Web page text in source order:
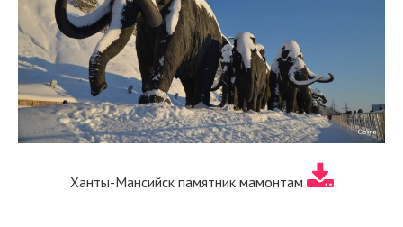
Ханты-Мансийск памятник мамонтам